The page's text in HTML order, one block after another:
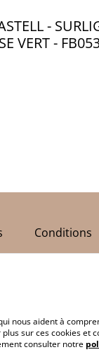
-
VERT -
Conditions
nous aident à
sur ces cookies et
consulter notre